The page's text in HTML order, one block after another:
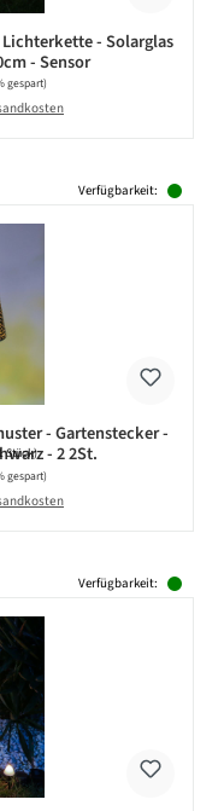
- Solarglas
- Sensor
gespart)
Verfügbarkeit:
- Gartenstecker -
- 2 2St.
Stück)
gespart)
Verfügbarkeit: